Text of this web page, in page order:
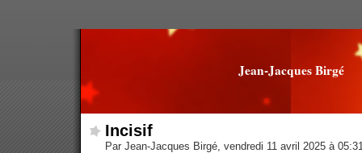
Jean-Jacques Birgé
Incisif
Par Jean-Jacques Birgé, vendredi 11 avril 2025 à